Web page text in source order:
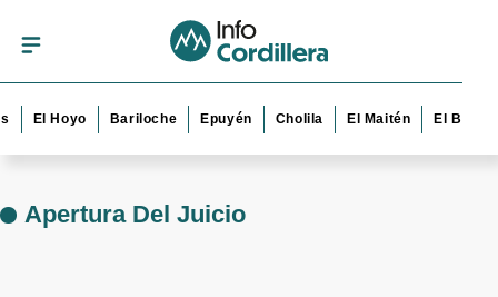
El Hoyo Bariloche Epuyén Cholila El Maitén El Bolsón
Apertura Del Juicio